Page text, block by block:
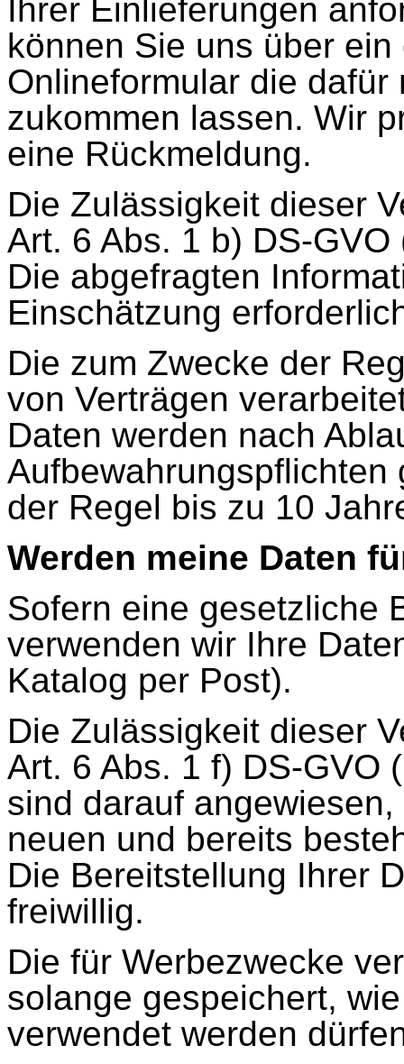
Ihrer Einlieferungen
können Sie uns über
Onlineformular die
zukommen lassen. Wir
eine Rückmeldung.
Die Zulässigkeit dieser
Art. 6 Abs. 1 b) DS-
Die abgefragten
Einschätzung
Die zum Zwecke der
von Verträgen
Daten werden nach
der Regel bis zu 10
Werden meine Daten
Sofern eine gesetzliche
verwenden wir Ihre
Katalog per Post).
Die Zulässigkeit dieser
Art. 6 Abs. 1 f) DS-GVO
sind darauf
neuen und bereits
Die Bereitstellung Ihrer
freiwillig.
Die für Werbezwecke
solange gespeichert,
verwendet werden